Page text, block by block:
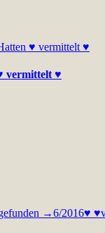
vermittelt ♥